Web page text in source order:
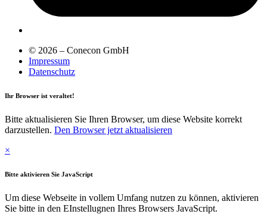
© 2026 – Conecon GmbH
Impressum
Datenschutz
Ihr Browser ist veraltet!
Bitte aktualisieren Sie Ihren Browser, um diese Website korrekt
darzustellen. Den Browser jetzt aktualisieren
×
Bitte aktivieren Sie JavaScript
Um diese Webseite in vollem Umfang nutzen zu können, aktivieren
Sie bitte in den EInstellugnen Ihres Browsers JavaScript.